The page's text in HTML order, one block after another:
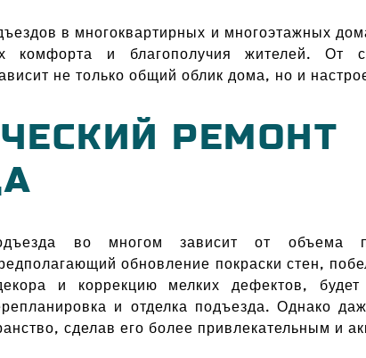
в многоквартирных и многоэтажных
комфорта и благополучия жителей. От
не только общий облик дома, но и
РЕМОНТ
во многом зависит от объема
обновление покраски стен,
и коррекцию мелких дефектов, будет
и отделка подъезда. Однако
сделав его более привлекательным и